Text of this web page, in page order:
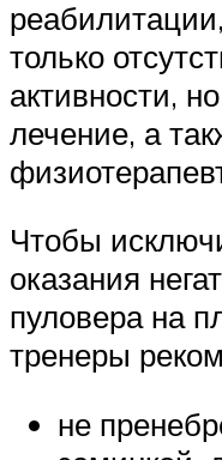
только
активности,
лечение, а
Чтобы
оказания
пуловера на
тренеры
не